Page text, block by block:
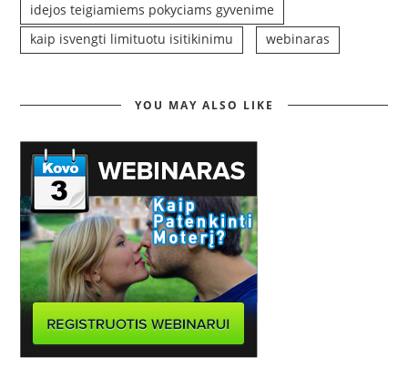
idejos teigiamiems pokyciams gyvenime
kaip isvengti limituotu isitikinimu
webinaras
YOU MAY ALSO LIKE